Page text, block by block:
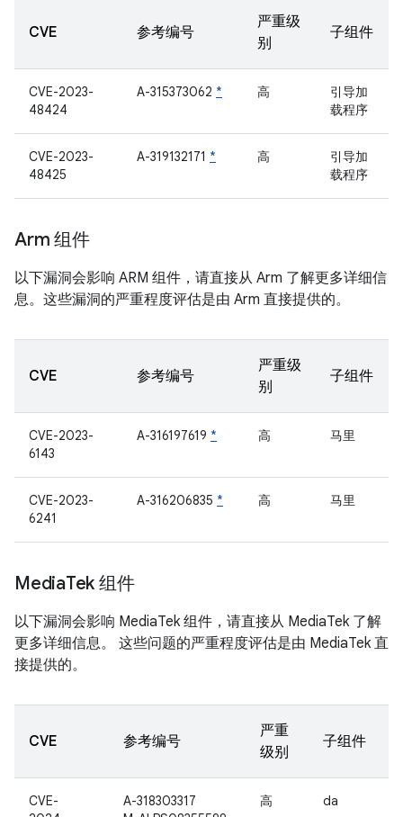
CVE 参考编号
严重级
别
子组件
CVE-2023-
48424
A-315373062 * 高
引导加
载程序
CVE-2023-
48425
A-319132171 * 高
引导加
载程序
Arm 组件
以下漏洞会影响 ARM 组件，请直接从 Arm 了解更多详细信
息。这些漏洞的严重程度评估是由 Arm 直接提供的。
CVE 参考编号
严重级
别
子组件
CVE-2023-
6143
A-316197619 * 高 马里
CVE-2023-
6241
A-316206835 * 高 马里
MediaTek 组件
以下漏洞会影响 MediaTek 组件，请直接从 MediaTek 了解
更多详细信息。 这些问题的严重程度评估是由 MediaTek 直
接提供的。
CVE 参考编号
严重
级别
子组件
CVE-
A-318303317
高 da